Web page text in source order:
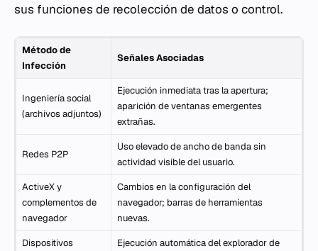
sus funciones de recolección de datos o control.
Método de
Infección
Señales Asociadas
Ingeniería social
(archivos adjuntos)
Ejecución inmediata tras la apertura;
aparición de ventanas emergentes
extrañas.
Redes P2P
Uso elevado de ancho de banda sin
actividad visible del usuario.
ActiveX y
complementos de
navegador
Cambios en la configuración del
navegador; barras de herramientas
nuevas.
Dispositivos
Ejecución automática del explorador de